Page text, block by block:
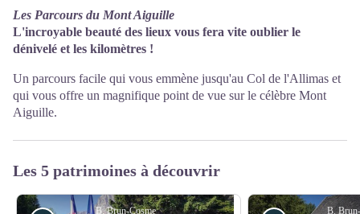
Les Parcours du Mont Aiguille
L'incroyable beauté des lieux vous fera vite oublier le
dénivelé et les kilomètres !
Un parcours facile qui vous emmène jusqu'au Col de l'Allimas et
qui vous offre un magnifique point de vue sur le célèbre Mont
Aiguille.
Les 5 patrimoines à découvrir
B. Brun-Cosme B.